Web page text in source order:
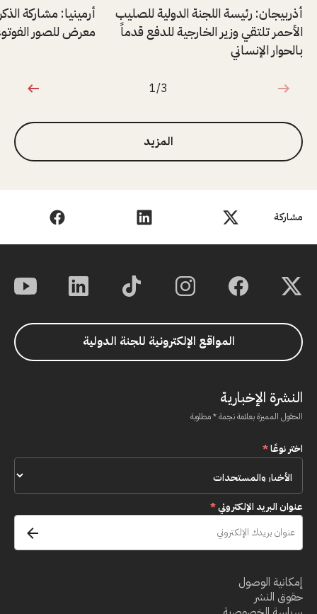
مشاركة
أذربيجان: رئيسة اللجنة الدولية للصليب
الأحمر تلتقي وزير الخارجية للدفع قدماً
بالحوار الإنساني
أرمينيا: مشاركة
معرض للصور
1 من 3
1/3
المزيد
المواقع الإلكترونية للجنة الدولية
النشرة الإخبارية
الحقول المميزة بعلامة نجمة * مطلوبة
اختر نوعًا*
عنوان البريد الإلكتروني*
إمكانية الوصول
حقوق النشر